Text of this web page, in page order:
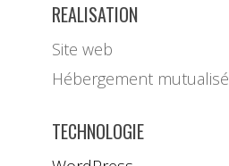
REALISATION
Site web
Hébergement mutualisé
TECHNOLOGIE